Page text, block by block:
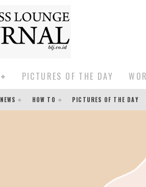
PICTURES OF THE DAY
NEWS HOW TO PICTURES OF THE DAY